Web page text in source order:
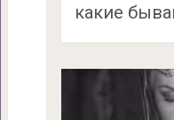
какие